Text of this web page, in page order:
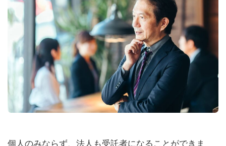
個人のみならず、法人も受託者になることができま